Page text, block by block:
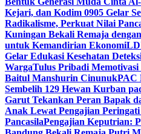
Kejari, dan Kodim 0905 Gelar
Radikalisme, Perkuat Nilai
Kuningan Bekali Remaja
untuk Kemandirian Ekonomi
Gelar Edukasi Kesehatan
WargaTulus Pribadi
Baitul Manshurin CinunukPAC
Sembelih 129 Hewan Kurban
Garut Tekankan Peran Bapak
Anak Lewat Pengajian
PancasilaPengajian Keputrian: